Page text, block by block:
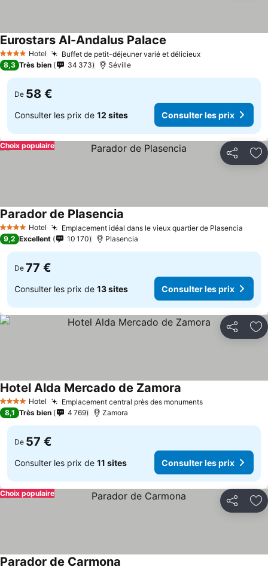
4 Étoiles Hotel Buffet de petit-déjeuner varié et délicieuxConsulter les
Eurostars Al-Andalus Palace
8,3 Très bien 34 373 Séville
De 58 €
Consulter les prix de 12 sites Consulter les prix
Partager
Choix populaire
4 Étoiles Hotel Emplacement idéal dans le vieux quartier de Plasencia
Parador de Plasencia
9,2 Excellent 10 170 Plasencia
De 77 €
Consulter les prix de 13 sites Consulter les prix
Partager
4 Étoiles Hotel Emplacement central près des monumentsConsulter les
Hotel Alda Mercado de Zamora
8,1 Très bien 4 769 Zamora
De 57 €
Consulter les prix de 11 sites Consulter les prix
Partager
Choix populaire
Parador de Carmona